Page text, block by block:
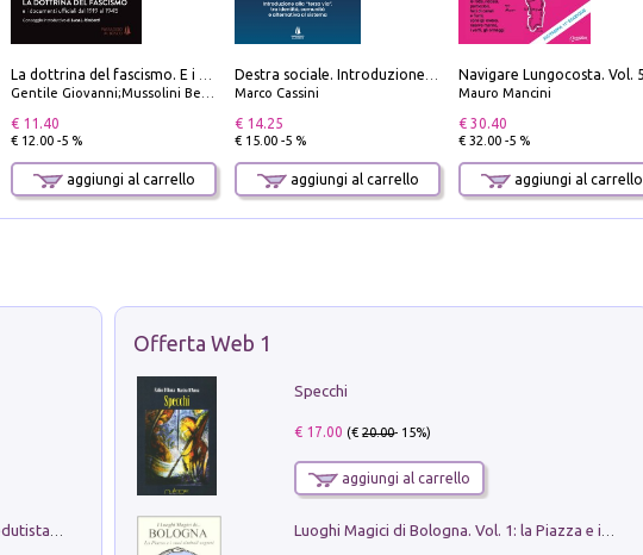
Gentile Giovanni;Mussolini Benito
€ 11.40
€ 12.00 -5 %
aggiungi al carrello
Marco Cassini
€ 14.25
€ 15.00 -5 %
aggiungi al carrello
Mauro Mancini
€ 30.40
€ 32.00 -5 %
aggiungi al carrello
Offerta Web 1
Specchi
€ 17.00 (€20.00- 15%)
aggiungi al carrello